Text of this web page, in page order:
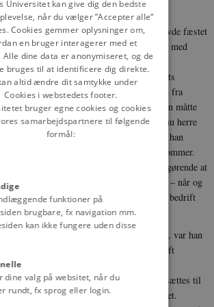
i direkte kontakt med godset, som han havde fæstet
var i stand til at klare sine forpligtelser med
gik det godt. Men når der havde været
eller andre ulykker, så blev systemets
måtte for at fortsætte bedriften låne korn fra
med landgilde og skatter, som godsejeren måtte
gæld til godset steg, og godsejeren var nu herre
han skyldte penge eller naturalier, kunne han
- afgørelsen skulle blot træffes af en dommer.
på godsejerens nåde. Det var derfor afgørende at
godsforvalter og godsejer. Godset var – når og
sikkerhedsnet under fæstebonden og hans bedrift
kunne klare sine forpligtigelser længere, var han
Hvis fæstegården samtidig var blevet groft
efter dom sættes til fæstningsarbejde i
til undtagelsen. Men han kunne også sættes til
en gratis arbejdsdag om ugen på godset.
Universitet kan give dig den bedste
når du vælger ”Accepter alle”
Cookies gemmer oplysninger om,
en bruger interagerer med et
Alle dine data er anonymiseret, og de
bruges til at identificere dig direkte.
altid ændre dit samtykke under
Cookies i webstedets footer.
bruger egne cookies og cookies
samarbejdspartnere til følgende
formål:
funktioner på
brugbare, fx navigation mm.
kan ikke fungere uden disse
dine valg på websitet, når du
rundt, fx sprog eller login.